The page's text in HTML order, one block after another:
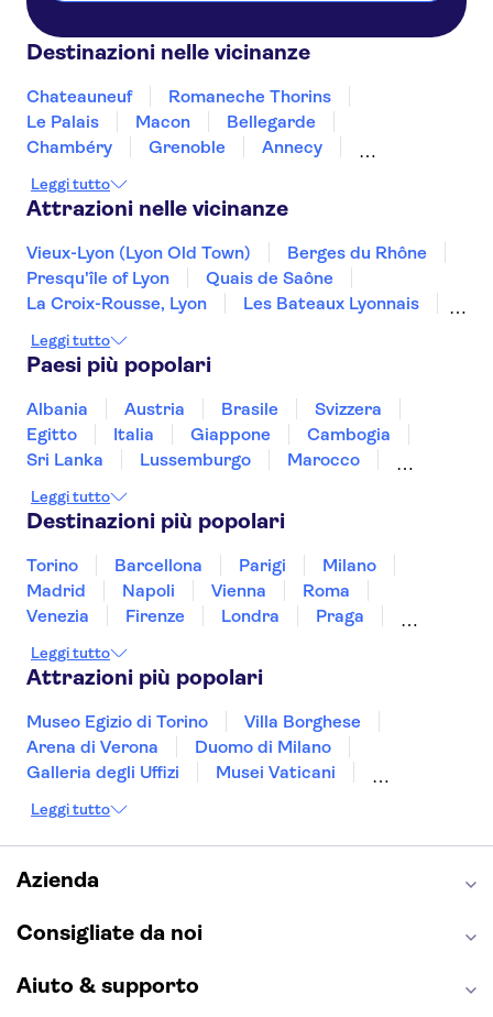
Destinazioni nelle vicinanze
Chateauneuf
Romaneche Thorins
Le Palais
Macon
Bellegarde
Chambéry
Grenoble
Annecy
Beaune
Dijon Orange
Leggi tutto
Attrazioni nelle vicinanze
Vieux-Lyon (Lyon Old Town)
Berges du Rhône
Presqu'île of Lyon
Quais de Saône
La Croix-Rousse, Lyon
Les Bateaux Lyonnais
Museo dell'Orangerie
Pont d'Avignon
La Senna
Mont Saint-Michel
Torre Eiffel
Valle della Loira e Castelli
Leggi tutto
Paesi più popolari
Albania Austria Brasile
Svizzera
Egitto
Italia Giappone
Cambogia
Sri Lanka
Lussemburgo
Marocco
Slovenia
Thailandia Tunisia
Vietnam
Leggi tutto
Destinazioni più popolari
Torino Barcellona Parigi
Milano
Madrid
Napoli Vienna
Roma
Venezia
Firenze Londra
Praga
Bologna
Malta Genova
Leggi tutto
Attrazioni più popolari
Museo Egizio di Torino
Villa Borghese
Arena di Verona
Duomo di Milano
Galleria degli Uffizi
Musei Vaticani
Museo del Louvre
Teatro alla Scala
Sagrada Familia
Pantheon
Napoli Sotterranea
Leggi tutto
Azienda
Consigliate da noi
Aiuto & supporto